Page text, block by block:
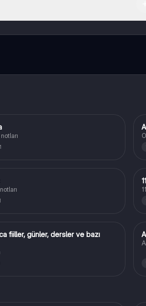
fiiller, günler, dersler ve bazı